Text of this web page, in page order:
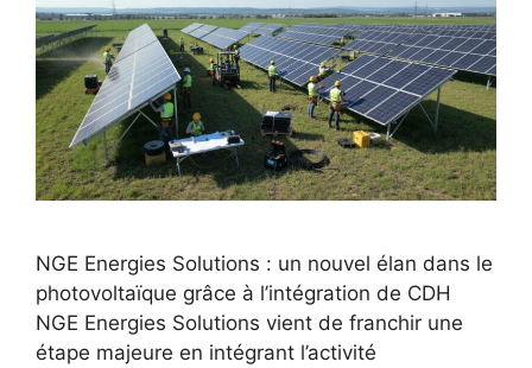
NGE Energies Solutions : un nouvel élan dans le
photovoltaïque grâce à l’intégration de CDH
NGE Energies Solutions vient de franchir une
étape majeure en intégrant l’activité